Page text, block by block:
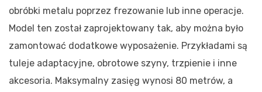
obróbki metalu poprzez frezowanie lub inne operacje.
Model ten został zaprojektowany tak, aby można było
zamontować dodatkowe wyposażenie. Przykładami są
tuleje adaptacyjne, obrotowe szyny, trzpienie i inne
akcesoria. Maksymalny zasięg wynosi 80 metrów, a